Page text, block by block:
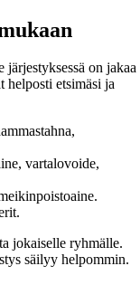
on jakaa
helposti etsimäsi ja
vartalovoide,
jokaiselle ryhmälle.
säilyy helpommin.